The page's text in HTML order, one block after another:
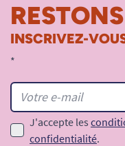
INSCRIVEZ-
*
J'accepte les
confidentialité.